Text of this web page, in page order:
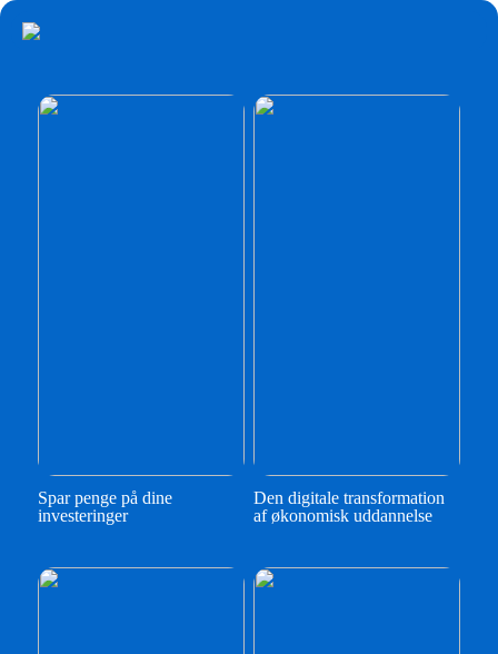
Spar penge på dine
investeringer
Den digitale transformation
af økonomisk uddannelse